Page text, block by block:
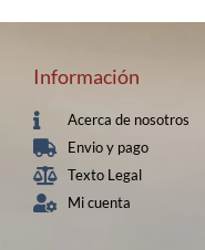
Información
Acerca de nosotros
Envio y pago
Texto Legal
Mi cuenta